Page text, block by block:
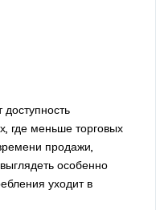
где меньше торговых
продажи,
особенно
уходит в